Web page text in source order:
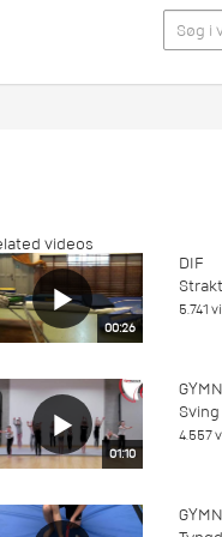
videos
00:26
DIF
5.741
01:10
Sving
4.557